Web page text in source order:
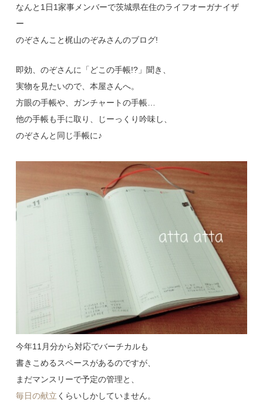
なんと1日1家事メンバーで茨城県在住のライフオーガナイザ
ー
のぞさんこと梶山のぞみさんのブログ!
即効、のぞさんに「どこの手帳!?」聞き、
実物を見たいので、本屋さんへ。
方眼の手帳や、ガンチャートの手帳…
他の手帳も手に取り、じーっくり吟味し、
のぞさんと同じ手帳に♪
今年11月分から対応でバーチカルも
書きこめるスペースがあるのですが、
まだマンスリーで予定の管理と、
毎日の献立 くらいしかしていません。